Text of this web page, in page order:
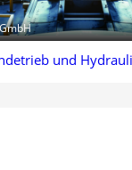
und